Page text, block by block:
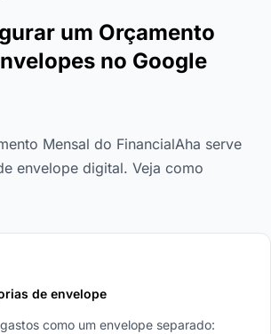
um Orçamento
no Google
Mensal do FinancialAha serve
envelope digital. Veja como
de envelope
como um envelope separado: